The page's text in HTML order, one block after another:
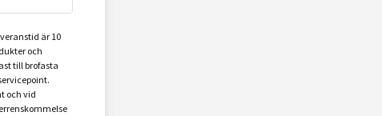
är 10
och
till brofasta
och vid